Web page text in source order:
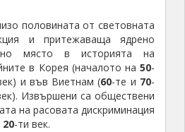
половината от световната
и притежаваща ядрено
място в историята на
в Корея (началото на 50-
и във Виетнам (60-те и 70-
Извършени са обществени
на расовата дискриминация
20-ти век.